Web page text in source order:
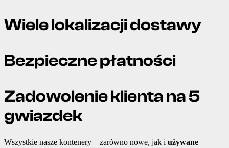
Wiele lokalizacji dostawy
Bezpieczne płatności
Zadowolenie klienta na 5
gwiazdek
Wszystkie nasze kontenery – zarówno nowe, jak i używane